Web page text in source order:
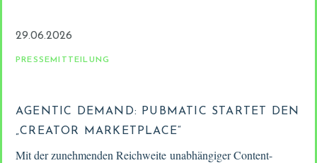
29.06.2026
PRESSEMITTEILUNG
AGENTIC DEMAND: PUBMATIC STARTET DEN
„CREATOR MARKETPLACE“
Mit der zunehmenden Reichweite unabhängiger Content-